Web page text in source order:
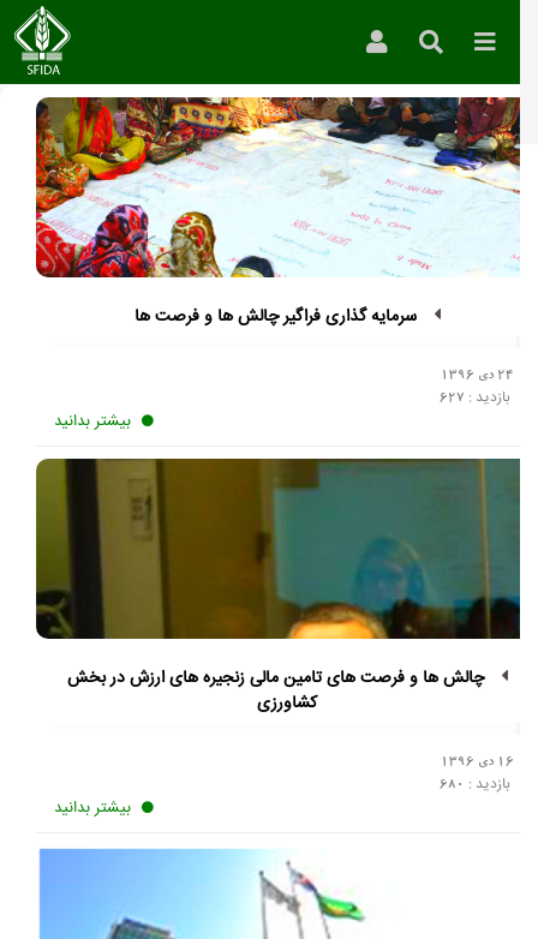
»مقالات و نشریات
سرمایه گذاری فراگیر چالش ها و فرصت ها
بازدید :627
بیشتر بدانید
چالش ها و فرصت های تامین مالی زنجیره های ارزش در بخش
کشاورزی
بازدید :680
بیشتر بدانید